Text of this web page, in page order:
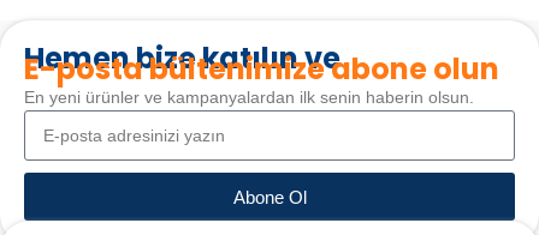
Hemen bize katılın ve
E-posta bültenimize abone olun
En yeni ürünler ve kampanyalardan ilk senin haberin olsun.
Abone Ol